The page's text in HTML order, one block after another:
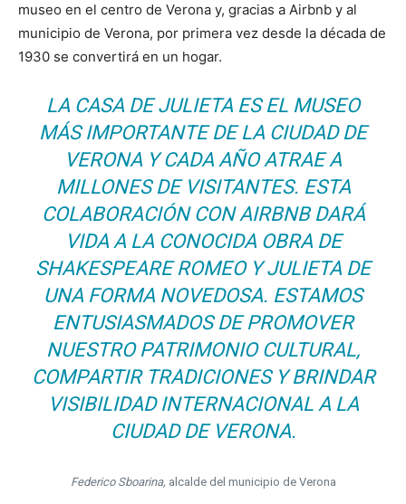
museo en el centro de Verona y, gracias a Airbnb y al
municipio de Verona, por primera vez desde la década de
1930 se convertirá en un hogar.
LA CASA DE JULIETA ES EL MUSEO
MÁS IMPORTANTE DE LA CIUDAD DE
VERONA Y CADA AÑO ATRAE A
MILLONES DE VISITANTES. ESTA
COLABORACIÓN CON AIRBNB DARÁ
VIDA A LA CONOCIDA OBRA DE
SHAKESPEARE ROMEO Y JULIETA DE
UNA FORMA NOVEDOSA. ESTAMOS
ENTUSIASMADOS DE PROMOVER
NUESTRO PATRIMONIO CULTURAL,
COMPARTIR TRADICIONES Y BRINDAR
VISIBILIDAD INTERNACIONAL A LA
CIUDAD DE VERONA.
Federico Sboarina, alcalde del municipio de Verona